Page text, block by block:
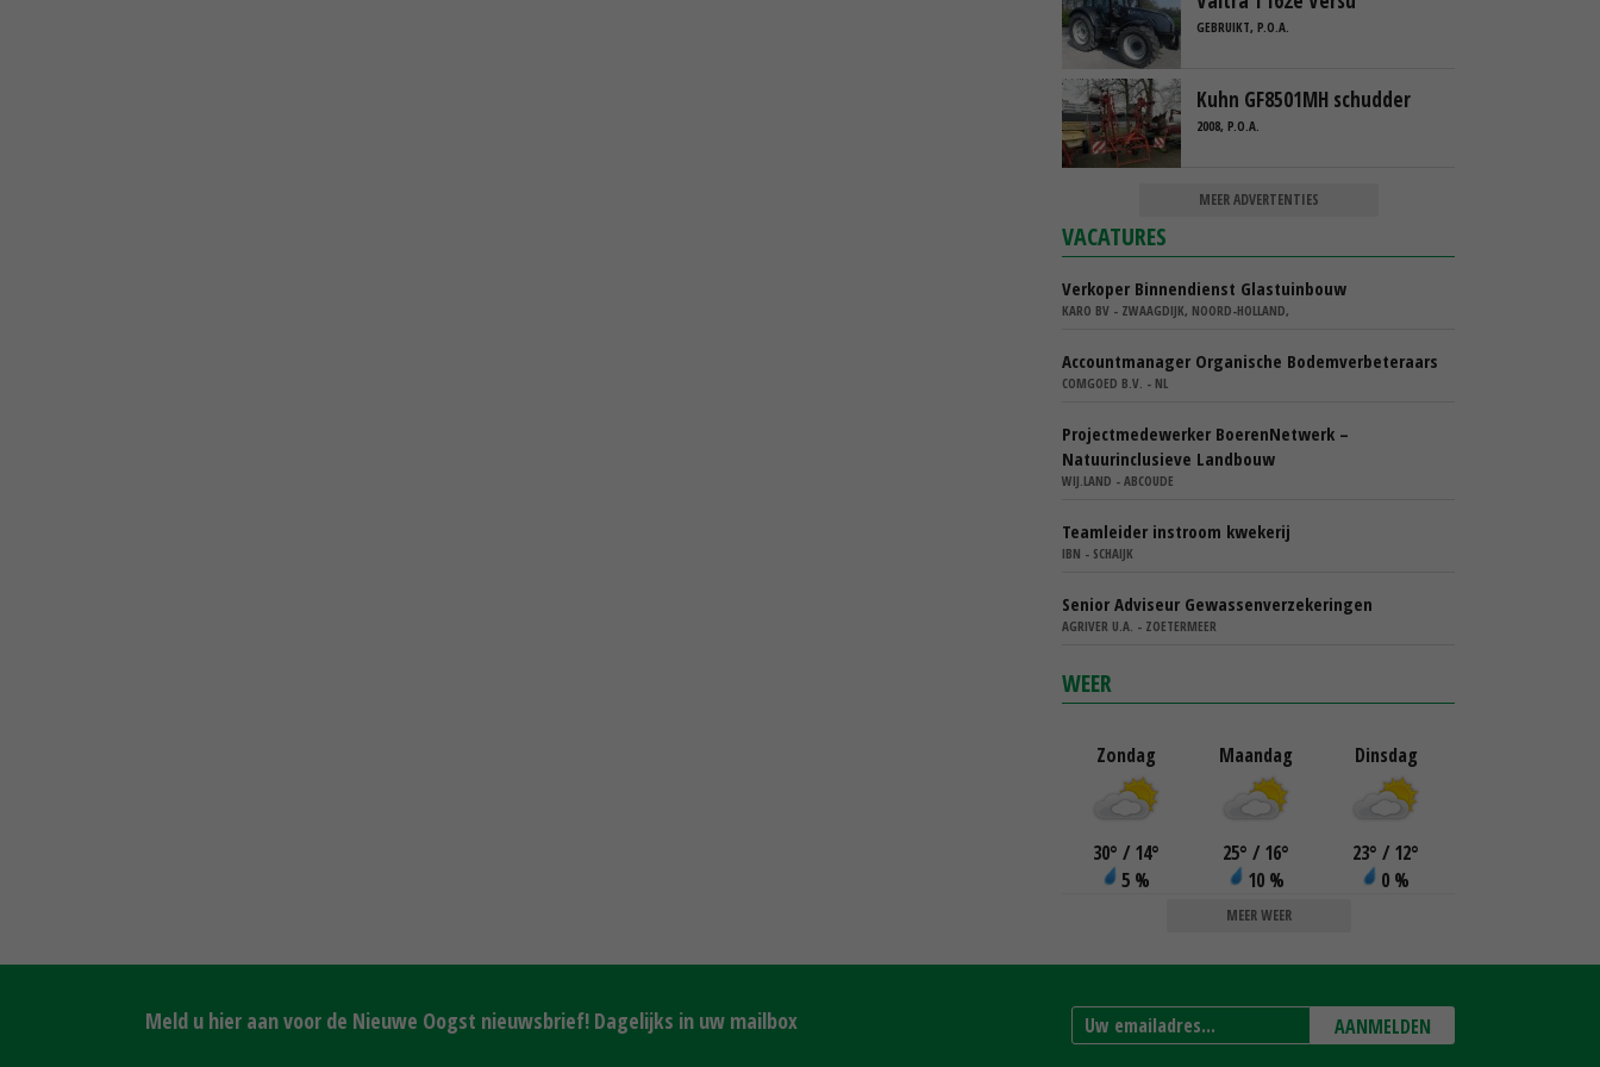
GEBRUIKT, P.O.A.
Kuhn GF8501MH schudder
2008, P.O.A.
MEER ADVERTENTIES
VACATURES
Verkoper Binnendienst Glastuinbouw
KARO BV - ZWAAGDIJK, NOORD-HOLLAND,
Accountmanager Organische Bodemverbeteraars
COMGOED B.V. - NL
Projectmedewerker BoerenNetwerk –
Natuurinclusieve Landbouw
WIJ.LAND - ABCOUDE
Teamleider instroom kwekerij
IBN - SCHAIJK
Senior Adviseur Gewassenverzekeringen
AGRIVER U.A. - ZOETERMEER
WEER
Zondag
30° / 14°
5 %
Maandag
25° / 16°
10 %
Dinsdag
23° / 12°
0 %
MEER WEER
Meld u hier aan voor de Nieuwe Oogst nieuwsbrief! Dagelijks in uw mailbox AANMELDEN